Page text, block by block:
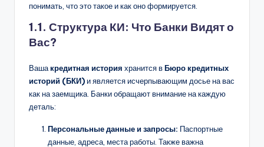
понимать, что это такое и как оно формируется.
1.1. Структура КИ: Что Банки Видят о
Вас?
Вашакредитная история хранится вБюро кредитных
историй (БКИ)и является исчерпывающим досье на вас
как на заемщика. Банки обращают внимание на каждую
деталь:
Персональные данные и запросы: Паспортные
данные, адреса, места работы. Также важна